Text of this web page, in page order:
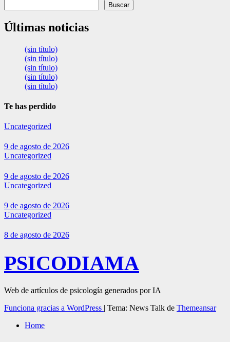
Buscar
Últimas noticias
(sin título)
(sin título)
(sin título)
(sin título)
(sin título)
Te has perdido
Uncategorized
9 de agosto de 2026
Uncategorized
9 de agosto de 2026
Uncategorized
9 de agosto de 2026
Uncategorized
8 de agosto de 2026
PSICODIAMA
Web de artículos de psicología generados por IA
Funciona gracias a WordPress | Tema: News Talk de Themeansar
Home